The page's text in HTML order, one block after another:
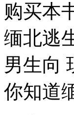
购买本
缅北逃
男生向
你知道